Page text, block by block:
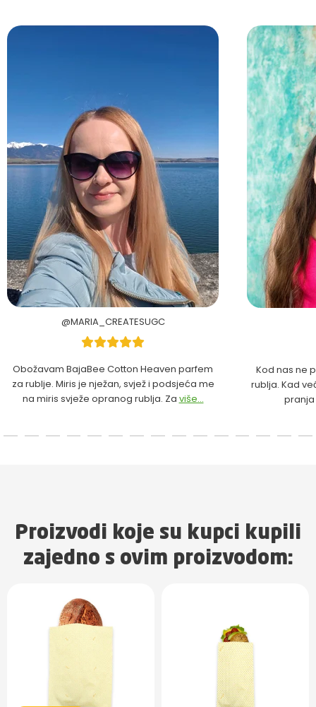
@MARIA_CREATESUGC
Obožavam BajaBee Cotton Heaven parfem
za rublje. Miris je nježan, svjež i podsjeća me
na miris svježe opranog rublja. Za više...
Kod nas ne
rublja. Kad
Proizvodi koje su kupci kupili
zajedno s ovim proizvodom: